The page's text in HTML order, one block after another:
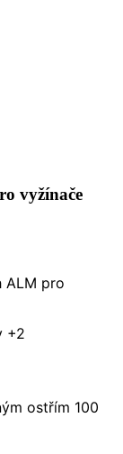
vyžínače
ALM pro
+2
ostřím 100